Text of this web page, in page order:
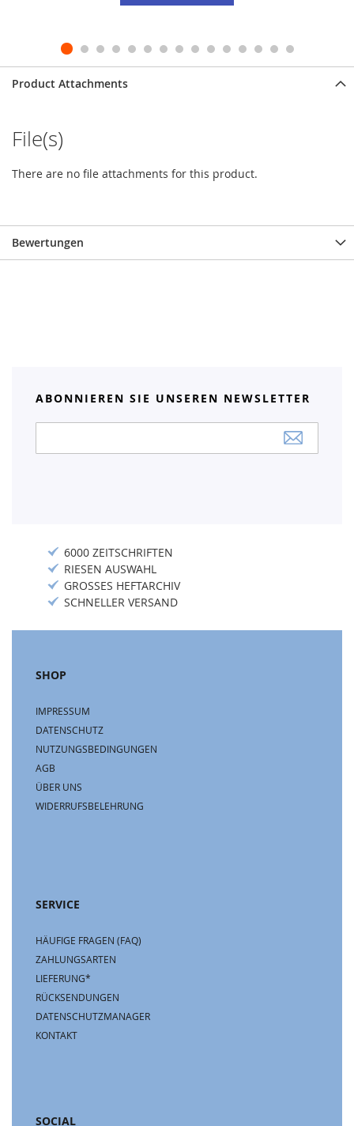
Product Attachments
File(s)
There are no file attachments for this product.
Bewertungen
ABONNIEREN SIE UNSEREN NEWSLETTER
Newsletter:
6000 ZEITSCHRIFTEN
RIESEN AUSWAHL
GROSSES HEFTARCHIV
SCHNELLER VERSAND
SHOP
IMPRESSUM
DATENSCHUTZ
NUTZUNGSBEDINGUNGEN
AGB
ÜBER UNS
WIDERRUFSBELEHRUNG
SERVICE
HÄUFIGE FRAGEN (FAQ)
ZAHLUNGSARTEN
LIEFERUNG*
RÜCKSENDUNGEN
DATENSCHUTZMANAGER
KONTAKT
SOCIAL